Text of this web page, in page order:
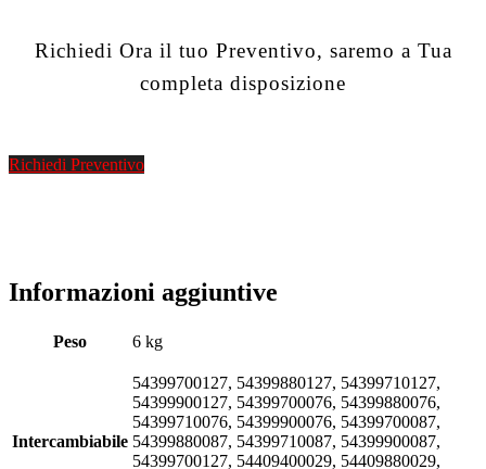
Richiedi Ora il tuo Preventivo, saremo a Tua
completa disposizione
Richiedi Preventivo
Informazioni aggiuntive
Peso 6 kg
Intercambiabile
54399700127, 54399880127, 54399710127,
54399900127, 54399700076, 54399880076,
54399710076, 54399900076, 54399700087,
54399880087, 54399710087, 54399900087,
54399700127, 54409400029, 54409880029,